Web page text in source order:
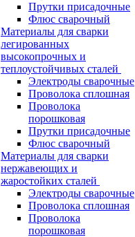
Прутки присадочные
Флюс сварочный
Материалы для сварки
легированных
высокопрочных и
теплоустойчивых сталей
Электроды сварочные
Проволока сплошная
Проволока
порошковая
Прутки присадочные
Флюс сварочный
Материалы для сварки
нержавеющих и
жаростойких сталей
Электроды сварочные
Проволока сплошная
Проволока
порошковая